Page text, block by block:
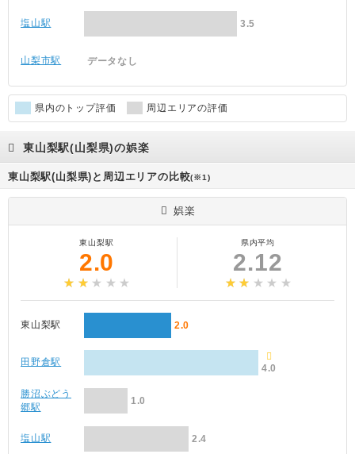
塩山駅 3.5
山梨市駅 データなし
県内のトップ評価 周辺エリアの評価
東山梨駅(山梨県)の娯楽
東山梨駅(山梨県)と周辺エリアの比較(※1)
娯楽
東山梨駅
2.0
県内平均
2.12
東山梨駅 2.0
田野倉駅
4.0
勝沼ぶどう
郷駅
1.0
塩山駅 2.4